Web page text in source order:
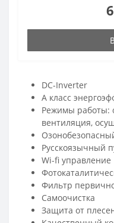
DC-Inverter
A класс
Режимы работы:
вентиляция,
Русскоязычный
Wi-fi управление
Фильтр
Самоочистка
Защита от